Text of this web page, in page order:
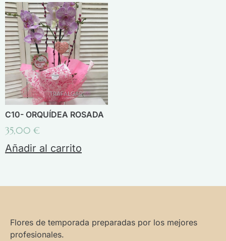
C10- ORQUÍDEA ROSADA
35,00 €
Añadir al carrito
Flores de temporada preparadas por los mejores
profesionales.